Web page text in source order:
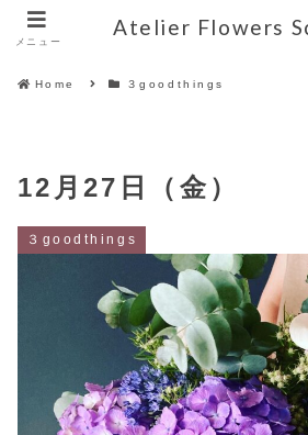
Home ３goodthings
12月27日（金）
３goodthings
メニュー
Atelier Flowers